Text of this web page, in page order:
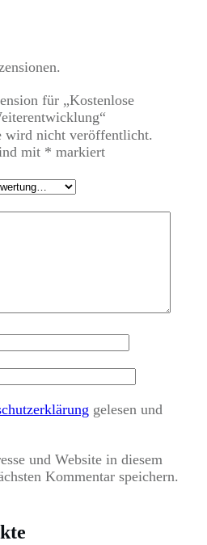
für „Kostenlose
wird nicht veröffentlicht.
mit * markiert
gelesen und
und Website in diesem
Kommentar speichern.